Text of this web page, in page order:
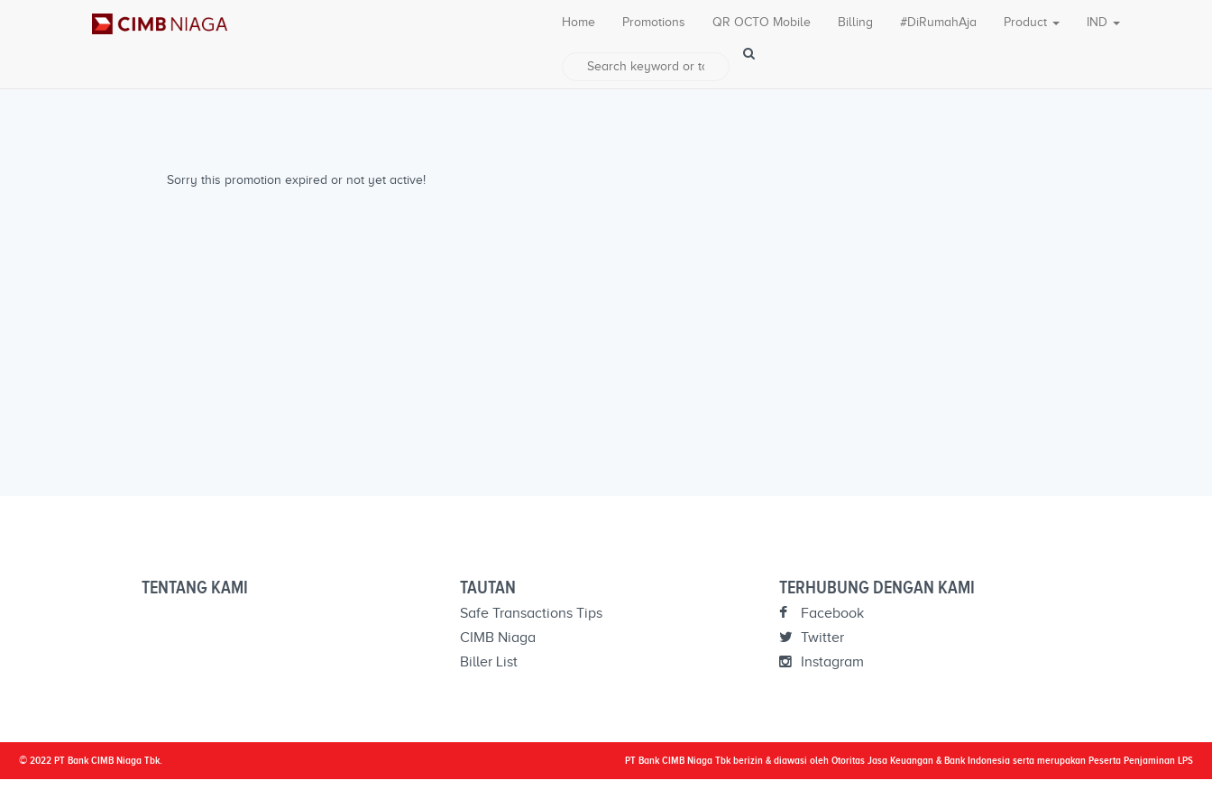
Sorry this promotion expired or not yet active!
Home Promotions QR OCTO Mobile Billing #DiRumahAja Product IND
TENTANG KAMI TAUTAN
Safe Transactions Tips
CIMB Niaga
Biller List
TERHUBUNG DENGAN KAMI
Facebook
Twitter
Instagram
© 2022 PT Bank CIMB Niaga Tbk. PT Bank CIMB Niaga Tbk berizin & diawasi oleh Otoritas Jasa Keuangan & Bank Indonesia serta merupakan Peserta Penjaminan LPS